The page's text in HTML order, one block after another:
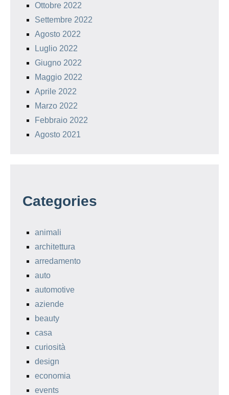
Ottobre 2022
Settembre 2022
Agosto 2022
Luglio 2022
Giugno 2022
Maggio 2022
Aprile 2022
Marzo 2022
Febbraio 2022
Agosto 2021
Categories
animali
architettura
arredamento
auto
automotive
aziende
beauty
casa
curiosità
design
economia
events